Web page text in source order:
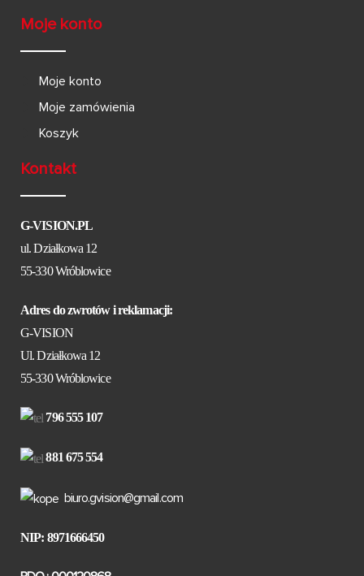
Moje konto
Moje konto
Moje zamówienia
Koszyk
Kontakt
G-VISION.PL
ul. Działkowa 12
55-330 Wróblowice
Adres do zwrotów i reklamacji:
G-VISION
Ul. Działkowa 12
55-330 Wróblowice
796 555 107
881 675 554
biuro.gvision@gmail.com
NIP: 8971666450